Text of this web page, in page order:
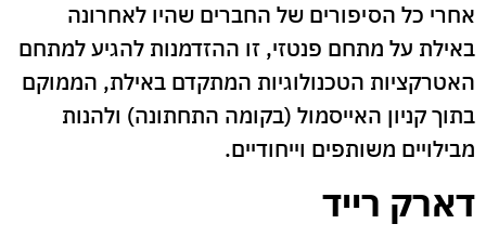
אחרי כל הסיפורים של החברים שהיו לאחרונה
באילת על מתחם פנטזי, זו ההזדמנות להגיע למתחם
האטרקציות הטכנולוגיות המתקדם באילת, הממוקם
בתוך קניון האייסמול (בקומה התחתונה) ולהנות
מבילויים משותפים וייחודיים.
דארק רייד